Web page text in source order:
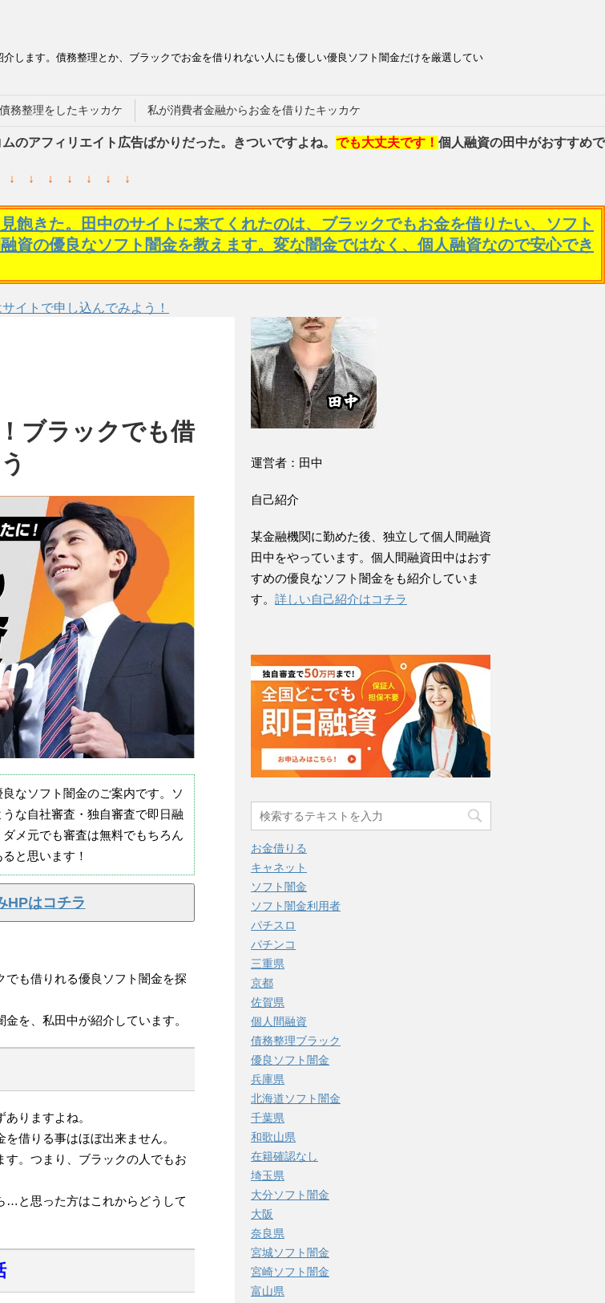
します。債務整理とか、ブラックでお金を借りれない人にも優しい優良ソフト闇金だけを厳選してい
務整理をしたキッカケ 私が消費者金融からお金を借りたキッカケ
アフィリエイト広告ばかりだった。きついですよね。 でも大丈夫です！ 個人融資の田中がおすすめで
↓ ↓ ↓ ↓ ↓ ↓ ↓
きた。田中のサイトに来てくれたのは、ブラックでもお金を借りたい、ソフト
資の優良なソフト闇金を教えます。変な闇金ではなく、個人融資なので安心でき
サイトで申し込んでみよう！
ブラックでも借
なソフト闇金のご案内です。ソ
な自社審査・独自審査で即日融
メ元でも審査は無料でもちろん
と思います！
HPはコチラ
も借りれる優良ソフト闇金を探
を、私田中が紹介しています。
りますよね。
借りる事はほぼ出来ません。
す。つまり、ブラックの人でもお
…と思った方はこれからどうして
運営者：田中
自己紹介
某金融機関に勤めた後、独立して個人間融資
田中をやっています。個人間融資田中はおす
すめの優良なソフト闇金をも紹介していま
す。 詳しい自己紹介はコチラ
お金借りる
キャネット
ソフト闇金
ソフト闇金利用者
パチスロ
パチンコ
三重県
京都
佐賀県
個人間融資
債務整理ブラック
優良ソフト闇金
兵庫県
北海道ソフト闇金
千葉県
和歌山県
在籍確認なし
埼玉県
大分ソフト闇金
大阪
奈良県
宮城ソフト闇金
宮崎ソフト闇金
富山県